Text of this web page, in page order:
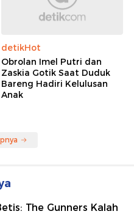
detikHot
Obrolan Imel Putri dan
Zaskia Gotik Saat Duduk
Bareng Hadiri Kelulusan
Anak
The Gunners Kalah